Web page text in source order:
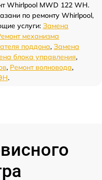
Whirlpool MWD 122 WH.
по ремонту Whirlpool,
услуги: Замена
механизма
поддона, Замена
блока управления,
, Ремонт волновода,
.